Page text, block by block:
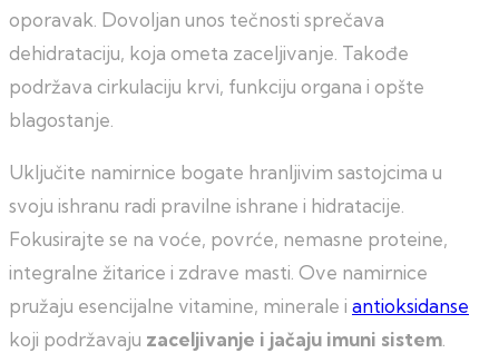
oporavak. Dovoljan unos tečnosti sprečava
dehidrataciju, koja ometa zaceljivanje. Takođe
podržava cirkulaciju krvi, funkciju organa i opšte
blagostanje.
Uključite namirnice bogate hranljivim sastojcima u
svoju ishranu radi pravilne ishrane i hidratacije.
Fokusirajte se na voće, povrće, nemasne proteine,
integralne žitarice i zdrave masti. Ove namirnice
pružaju esencijalne vitamine, minerale i antioksidanse
koji podržavaju zaceljivanje i jačaju imuni sistem.